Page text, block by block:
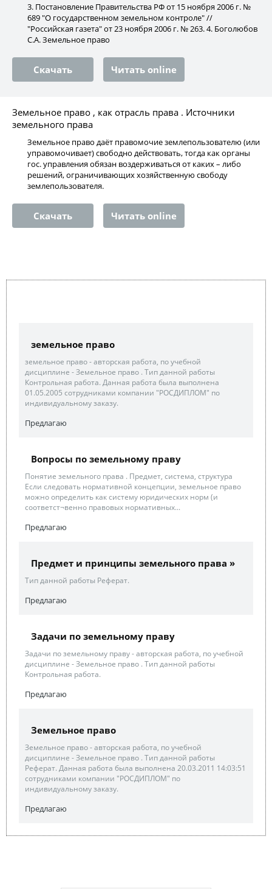
3. Постановление Правительства РФ от 15 ноября 2006 г. №
689 "О государственном земельном контроле" //
"Российская газета" от 23 ноября 2006 г. № 263. 4. Боголюбов
С.А. Земельное право
Скачать Читать online
Земельное право , как отрасль права . Источники
земельного права
Земельное право даёт правомочие землепользователю (или
управомочивает) свободно действовать, тогда как органы
гос. управления обязан воздерживаться от каких – либо
решений, ограничивающих хозяйственную свободу
землепользователя.
Скачать Читать online
земельное право
земельное право - авторская работа, по учебной
дисциплине - Земельное право . Тип данной работы
Контрольная работа. Данная работа была выполнена
01.05.2005 сотрудниками компании "РОСДИПЛОМ" по
индивидуальному заказу.
Предлагаю
Вопросы по земельному праву
Понятие земельного права . Предмет, система, структура
Если следовать нормативной концепции, земельное право
можно определить как систему юридических норм (и
соответст¬венно правовых нормативных...
Предлагаю
Предмет и принципы земельного права »
Тип данной работы Реферат.
Предлагаю
Задачи по земельному праву
Задачи по земельному праву - авторская работа, по учебной
дисциплине - Земельное право . Тип данной работы
Контрольная работа.
Предлагаю
Земельное право
Земельное право - авторская работа, по учебной
дисциплине - Земельное право . Тип данной работы
Реферат. Данная работа была выполнена 20.03.2011 14:03:51
сотрудниками компании "РОСДИПЛОМ" по
индивидуальному заказу.
Предлагаю